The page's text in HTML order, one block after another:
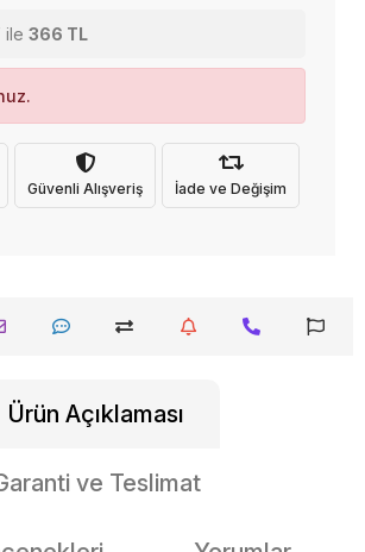
ile 366 TL
Güvenli Alışveriş İade ve Değişim
Ürün Açıklaması
ve Teslimat